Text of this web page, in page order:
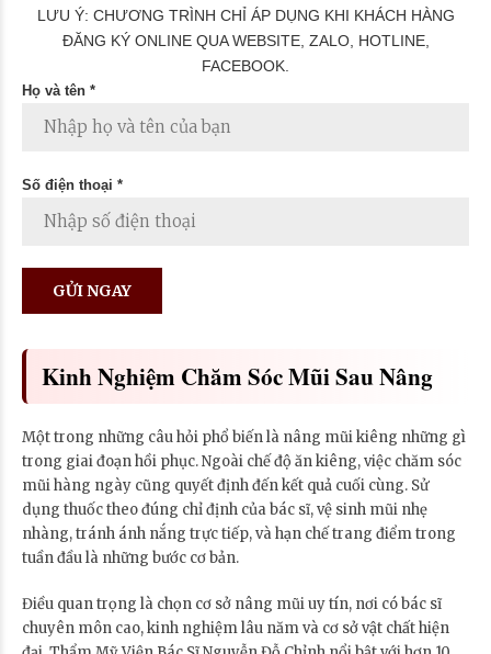
LƯU Ý: CHƯƠNG TRÌNH CHỈ ÁP DỤNG KHI KHÁCH HÀNG
ĐĂNG KÝ ONLINE QUA WEBSITE, ZALO, HOTLINE,
FACEBOOK.
Họ và tên *
Số điện thoại *
Kinh Nghiệm Chăm Sóc Mũi Sau Nâng
Một trong những câu hỏi phổ biến là nâng mũi kiêng những gì
trong giai đoạn hồi phục. Ngoài chế độ ăn kiêng, việc chăm sóc
mũi hàng ngày cũng quyết định đến kết quả cuối cùng. Sử
dụng thuốc theo đúng chỉ định của bác sĩ, vệ sinh mũi nhẹ
nhàng, tránh ánh nắng trực tiếp, và hạn chế trang điểm trong
tuần đầu là những bước cơ bản.
Điều quan trọng là chọn cơ sở nâng mũi uy tín, nơi có bác sĩ
chuyên môn cao, kinh nghiệm lâu năm và cơ sở vật chất hiện